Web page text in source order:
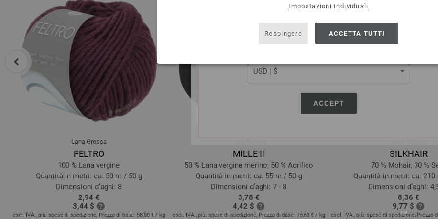
SHIPPING TO
USA - The United States of America
ACCEPT
Impostazioni individuali
Respingere ACCETTA TUTTI
Lana Grossa
FELTRO
100 % Lana vergine
Quantità in metri: ca. 50 m / 50 g
Dimensioni d’aghi: 8
2,94 €
3,44 $
escl. IVA., più. spese di spedizione, Prezzo di base: 58,80 € / kg
MILLE II
50 % Lana vergine merino, 50 % Acrilico
Quantità in metri: ca. 55 m / 50 g
Dimensioni d’aghi: 7 - 8
3,78 €
4,42 $
escl. IVA., più. spese di spedizione, Prezzo di base: 75,60 € / kg
SILKHAIR
70 % Mohair, 30 %
Quantità in metri: ca. 210
Dimensioni d’aghi:
8,36 €
9,77 $
escl. IVA., più. spese di spedizione, Prezzo
prev